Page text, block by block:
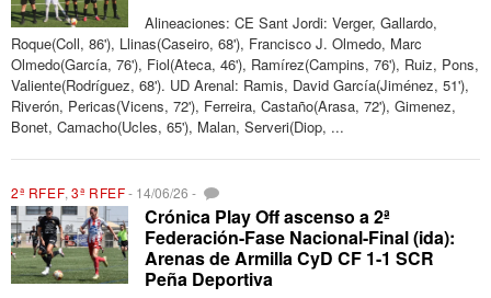
Alineaciones: CE Sant Jordi: Verger, Gallardo,
Roque(Coll, 86'), Llinas(Caseiro, 68'), Francisco J. Olmedo, Marc
Olmedo(García, 76'), Fiol(Ateca, 46'), Ramírez(Campins, 76'), Ruiz, Pons,
Valiente(Rodríguez, 68'). UD Arenal: Ramis, David García(Jiménez, 51'),
Riverón, Pericas(Vicens, 72'), Ferreira, Castaño(Arasa, 72'), Gimenez,
Bonet, Camacho(Ucles, 65'), Malan, Serveri(Diop, ...
2ª RFEF,3ª RFEF- 14/06/26 -
Crónica Play Off ascenso a 2ª
Federación-Fase Nacional-Final (ida):
Arenas de Armilla CyD CF 1-1 SCR
Peña Deportiva